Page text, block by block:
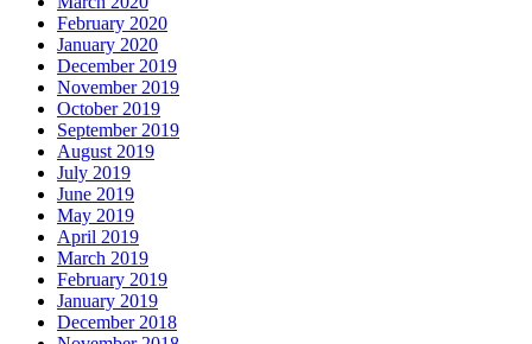
February 2020
January 2020
December 2019
November 2019
October 2019
September 2019
August 2019
July 2019
June 2019
May 2019
April 2019
March 2019
February 2019
January 2019
December 2018